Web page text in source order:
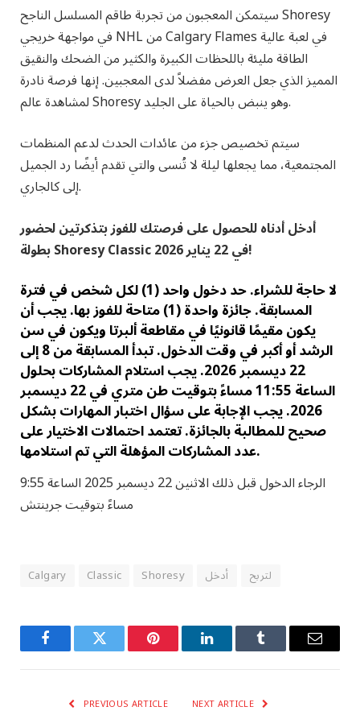
سيتمكن المعجبون من تجربة طاقم المسلسل الناجح Shoresy
في مواجهة خريجي NHL من Calgary Flames في لعبة عالية
الطاقة مليئة باللحظات الكبيرة والكثير من الضحك والنقيق
المميز الذي جعل العرض مفضلاً لدى المعجبين. إنها فرصة نادرة
لمشاهدة عالم Shoresy وهو ينبض بالحياة على الجليد.
سيتم تخصيص جزء من عائدات الحدث لدعم المنظمات
المجتمعية، مما يجعلها ليلة لا تُنسى والتي تقدم أيضًا رد الجميل
إلى كالجاري.
أدخل أدناه للحصول على فرصتك للفوز بتذكرتين لحضور
بطولة Shoresy Classic في 22 يناير 2026!
لا حاجة للشراء. حد دخول واحد (1) لكل شخص في فترة
المسابقة. جائزة واحدة (1) متاحة للفوز بها. يجب أن
يكون مقيمًا قانونيًا في مقاطعة ألبرتا ويكون في سن
الرشد أو أكبر في وقت الدخول. تبدأ المسابقة من 8 إلى
22 ديسمبر 2026. يجب استلام المشاركات بحلول
الساعة 11:55 مساءً بتوقيت طن متري في 22 ديسمبر
2026. يجب الإجابة على سؤال اختبار المهارات بشكل
صحيح للمطالبة بالجائزة. تعتمد احتمالات الاختيار على
عدد المشاركات المؤهلة التي تم استلامها.
الرجاء الدخول قبل ذلك الاثنين 22 ديسمبر 2025 الساعة 9:55
مساءً بتوقيت جرينتش
Calgary Classic Shoresy أدخل لتربح
FacebookTwitter Pinterest LinkedInTumblr Email
PREVIOUS ARTICLE NEXT ARTICLE